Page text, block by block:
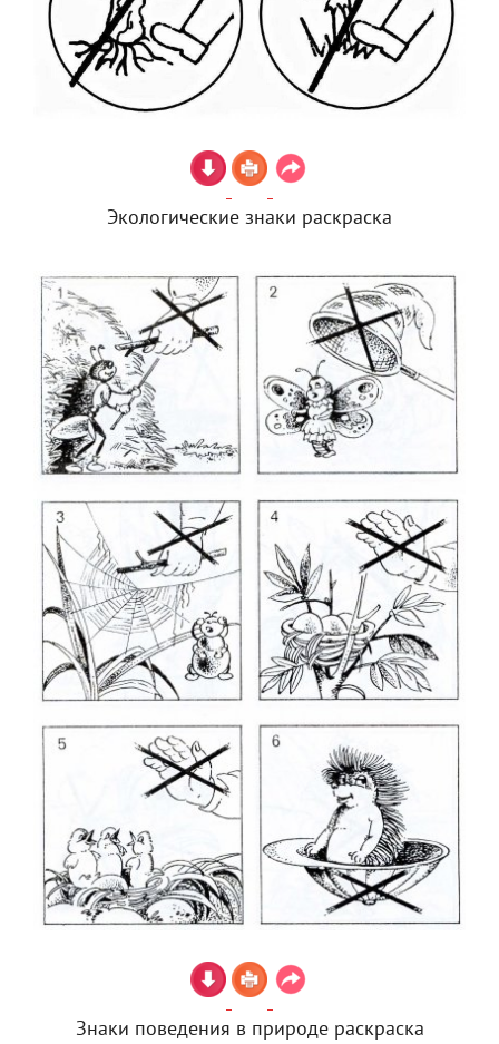
Экологические знаки раскраска
Знаки поведения в природе раскраска